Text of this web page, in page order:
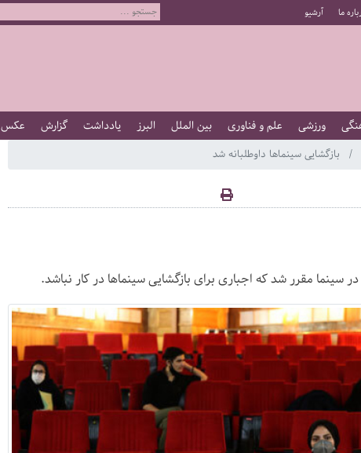
ما آرشیو
ورزشی علم و فناوری بین الملل البرز یادداشت گزارش عکس
بازگشایی سینماها داوطلبانه شد
سینما مقرر شد که اجباری برای بازگشایی سینماها در کار نباشد.